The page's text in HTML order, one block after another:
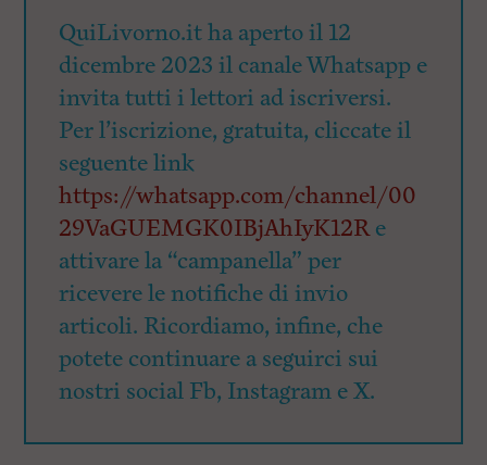
QuiLivorno.it ha aperto il 12
dicembre 2023 il canale Whatsapp e
invita tutti i lettori ad iscriversi.
Per l’iscrizione, gratuita, cliccate il
seguente link
https://whatsapp.com/channel/00
29VaGUEMGK0IBjAhIyK12Re
attivare la “campanella” per
ricevere le notifiche di invio
articoli. Ricordiamo, infine, che
potete continuare a seguirci sui
nostri social Fb, Instagram e X.